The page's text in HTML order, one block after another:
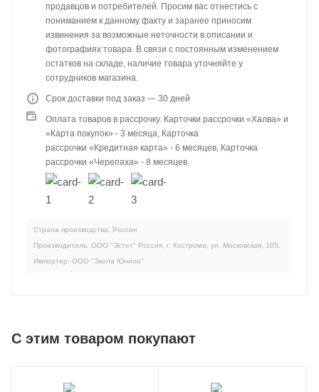
продавцов и потребителей. Просим вас отнестись с
пониманием к данному факту и заранее приносим
извинения за возможные неточности в описании и
фотографиях товара. В связи с постоянным изменением
остатков на складе, наличие товара уточняйте у
сотрудников магазина.
Срок доставки под заказ — 30 дней
Оплата товаров в рассрочку. Карточки рассрочки «Халва» и
«Карта покупок» - 3 месяца, Карточка
рассрочки «Кредитная карта» - 6 месяцев, Карточка
рассрочки «Черепаха» - 8 месяцев.
Страна производства: Россия
Производитель: ООО "Эстет" Россия, г. Кострома, ул. Московская, 105.
Импортер: ООО "Экола Юнион"
C этим товаром покупают